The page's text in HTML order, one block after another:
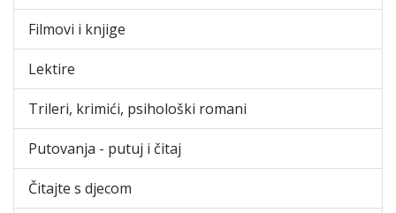
Filmovi i knjige
Lektire
Trileri, krimići, psihološki romani
Putovanja - putuj i čitaj
Čitajte s djecom